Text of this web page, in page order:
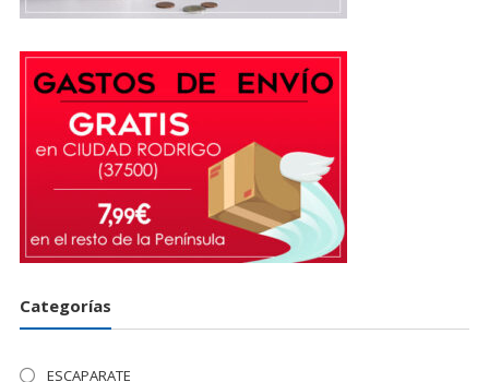
Categorías
ESCAPARATE